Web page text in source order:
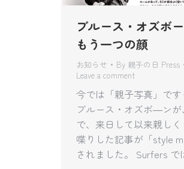
ブルース・オズボ
もう一つの顔
お知らせ By 親子の日 Press
Leave a comment
今では「親子写真」で
ブルース・オズボ―ン
で、来日して以来親し
喋りした記事が「style
されました。 Surfers